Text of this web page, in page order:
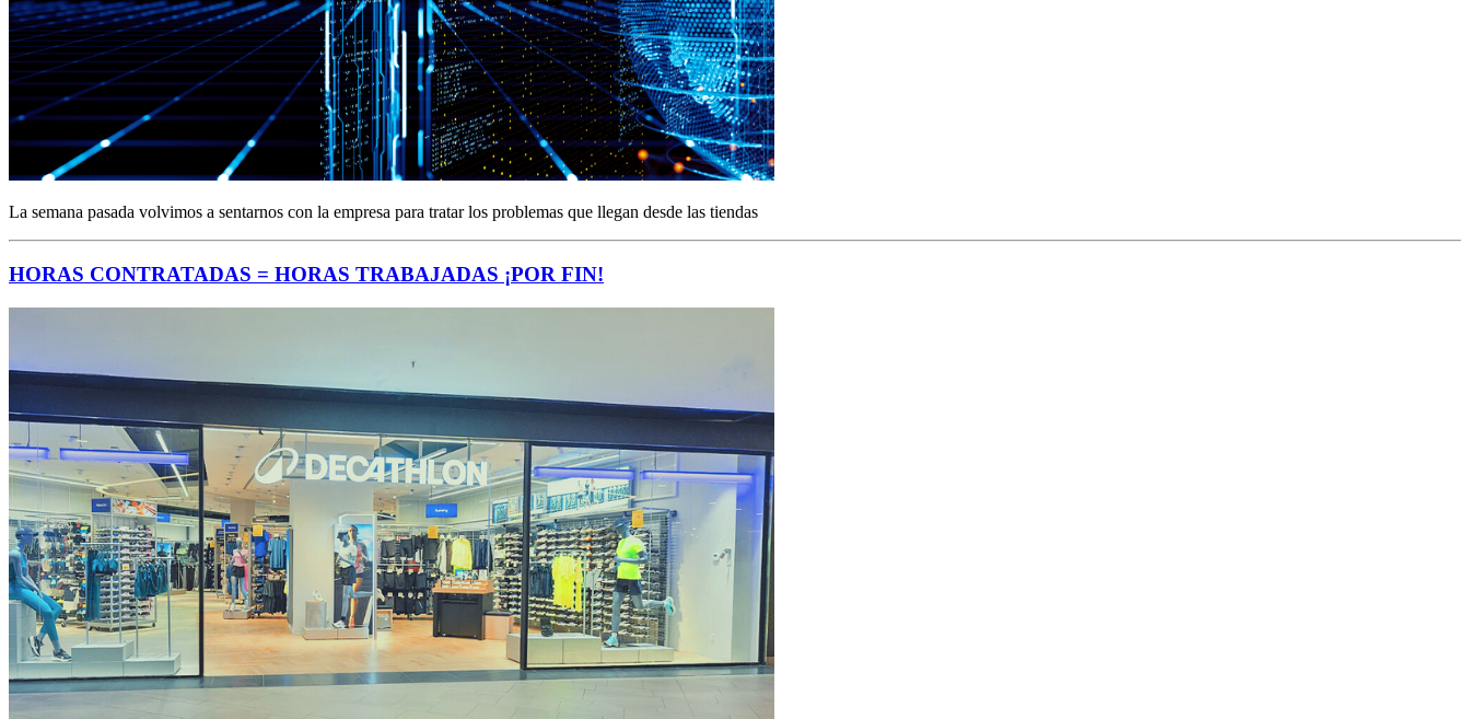
La semana pasada volvimos a sentarnos con la empresa para tratar los problemas que llegan desde las tiendas
HORAS CONTRATADAS = HORAS TRABAJADAS ¡POR FIN!